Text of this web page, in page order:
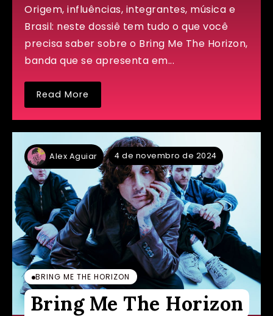
Origem, influências, integrantes, música e
Brasil: neste dossiê tem tudo o que você
precisa saber sobre o Bring Me The Horizon,
banda que se apresenta em...
Read More
Alex Aguiar 4 de novembro de 2024
BRING ME THE HORIZON
Bring Me The Horizon